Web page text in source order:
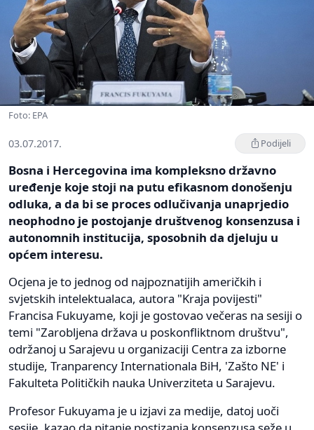
Foto: EPA
03.07.2017. Podijeli
Bosna i Hercegovina ima kompleksno državno
uređenje koje stoji na putu efikasnom donošenju
odluka, a da bi se proces odlučivanja unaprjedio
neophodno je postojanje društvenog konsenzusa i
autonomnih institucija, sposobnih da djeluju u
općem interesu.
Ocjena je to jednog od najpoznatijih američkih i
svjetskih intelektualaca, autora "Kraja povijesti"
Francisa Fukuyame, koji je gostovao večeras na sesiji o
temi "Zarobljena država u poskonfliktnom društvu",
održanoj u Sarajevu u organizaciji Centra za izborne
studije, Tranparency Internationala BiH, 'Zašto NE' i
Fakulteta Političkih nauka Univerziteta u Sarajevu.
Profesor Fukuyama je u izjavi za medije, datoj uoči